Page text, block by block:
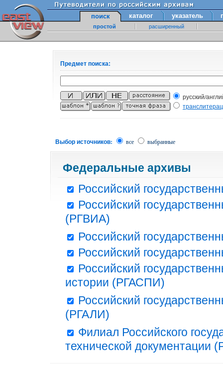
поиск каталог указатель
простой расширенный
Предмет поиска:
русский/
Выбор источников: все выбранные
Федеральные архивы
Российский
Российский
(РГВИА)
Российский
Российский
Российский
истории (РГАСПИ)
Российский
(РГАЛИ)
Филиал Российского
технической документации